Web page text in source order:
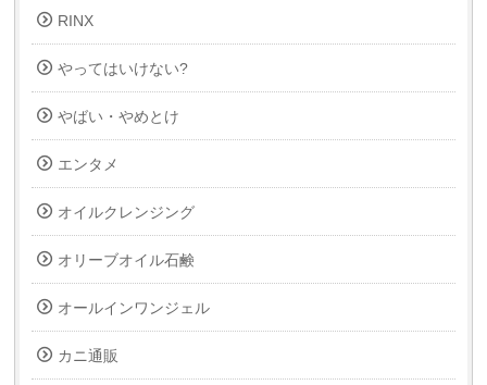
RINX
やってはいけない?
やばい・やめとけ
エンタメ
オイルクレンジング
オリーブオイル石鹸
オールインワンジェル
カニ通販